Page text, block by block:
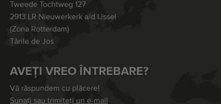
Tweede Tochtweg 127
2913 LR Nieuwerkerk a/d IJssel
(Zona Rotterdam)
Țările de Jos
AVEȚI VREO ÎNTREBARE?
Vă răspundem cu plăcere!
Sunați sau trimiteți un e-mail